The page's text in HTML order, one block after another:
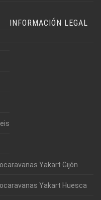
Yakart Gijón
Yakart Huesca
INFORMACIÓN LEGAL